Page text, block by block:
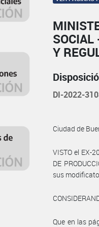
SOCIAL
Y
DI-2022-
Ciudad de
VISTO el EX-
DE
sus
Que en las